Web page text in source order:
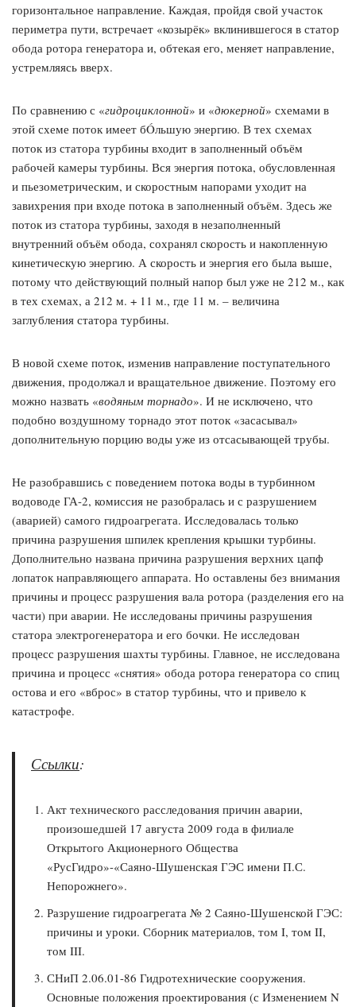
горизонтальное направление. Каждая, пройдя свой участок
периметра пути, встречает «козырёк» вклинившегося в статор
обода ротора генератора и, обтекая его, меняет направление,
устремляясь вверх.
По сравнению с «гидроциклонной» и «дюкерной» схемами в
этой схеме поток имеет бÓльшую энергию. В тех схемах
поток из статора турбины входит в заполненный объём
рабочей камеры турбины. Вся энергия потока, обусловленная
и пьезометрическим, и скоростным напорами уходит на
завихрения при входе потока в заполненный объём. Здесь же
поток из статора турбины, заходя в незаполненный
внутренний объём обода, сохранял скорость и накопленную
кинетическую энергию. А скорость и энергия его была выше,
потому что действующий полный напор был уже не 212 м., как
в тех схемах, а 212 м. + 11 м., где 11 м. – величина
заглубления статора турбины.
В новой схеме поток, изменив направление поступательного
движения, продолжал и вращательное движение. Поэтому его
можно назвать «водяным торнадо». И не исключено, что
подобно воздушному торнадо этот поток «засасывал»
дополнительную порцию воды уже из отсасывающей трубы.
Не разобравшись с поведением потока воды в турбинном
водоводе ГА-2, комиссия не разобралась и с разрушением
(аварией) самого гидроагрегата. Исследовалась только
причина разрушения шпилек крепления крышки турбины.
Дополнительно названа причина разрушения верхних цапф
лопаток направляющего аппарата. Но оставлены без внимания
причины и процесс разрушения вала ротора (разделения его на
части) при аварии. Не исследованы причины разрушения
статора электрогенератора и его бочки. Не исследован
процесс разрушения шахты турбины. Главное, не исследована
причина и процесс «снятия» обода ротора генератора со спиц
остова и его «вброс» в статор турбины, что и привело к
катастрофе.
Ссылки:
Акт технического расследования причин аварии,
произошедшей 17 августа 2009 года в филиале
Открытого Акционерного Общества
«РусГидро»-«Саяно-Шушенская ГЭС имени П.С.
Непорожнего».
Разрушение гидроагрегата № 2 Саяно-Шушенской ГЭС:
причины и уроки. Сборник материалов, том I, том II,
том III.
СНиП 2.06.01-86 Гидротехнические сооружения.
Основные положения проектирования (с Изменением N